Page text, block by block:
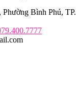
Bình Phú, TP.